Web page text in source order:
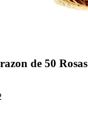
de 50 Rosas